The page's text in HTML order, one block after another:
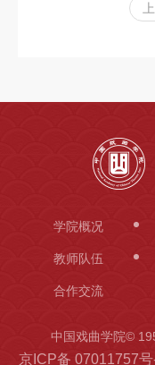
学院概况
教师队伍
合作交流
中国戏曲学院©
京ICP备 07011757号